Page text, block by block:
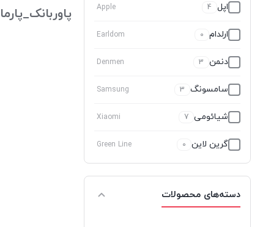
اپل 4
Apple
ارلدام 0
Earldom
دنمن 3
Denmen
سامسونگ 3
Samsung
شیائومی 7
Xiaomi
گرین لاین 0
Green Line
نوکیا %d9%86%d9%88%da%a9%db%8c%d8%a7
دسته‌های محصولات
پاوربانک_پارما